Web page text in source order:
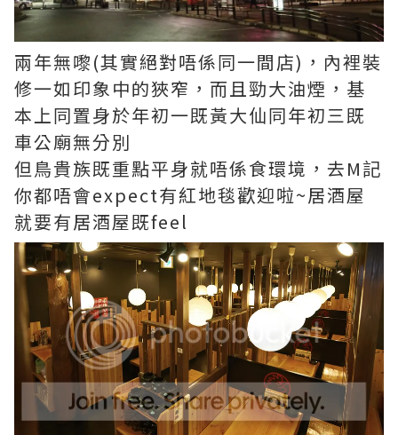
兩年無嚟(其實絕對唔係同一間店)，內裡裝
修一如印象中的狹窄，而且勁大油煙，基
本上同置身於年初一既黃大仙同年初三既
車公廟無分別
但鳥貴族既重點平身就唔係食環境，去M記
你都唔會expect有紅地毯歡迎啦~居酒屋
就要有居酒屋既feel